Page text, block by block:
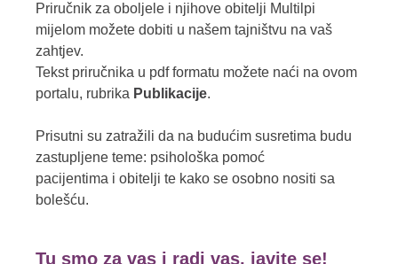
Priručnik za oboljele i njihove obitelji Multilpi
mijelom možete dobiti u našem tajništvu na vaš
zahtjev.
Tekst priručnika u pdf formatu možete naći na ovom
portalu, rubrika Publikacije.
Prisutni su zatražili da na budućim susretima budu
zastupljene teme: psihološka pomoć
pacijentima i obitelji te kako se osobno nositi sa
bolešću.
Tu smo za vas i radi vas, javite se!